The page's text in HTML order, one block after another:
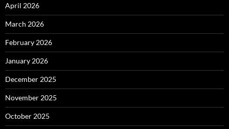
April 2026
March 2026
February 2026
January 2026
December 2025
November 2025
October 2025